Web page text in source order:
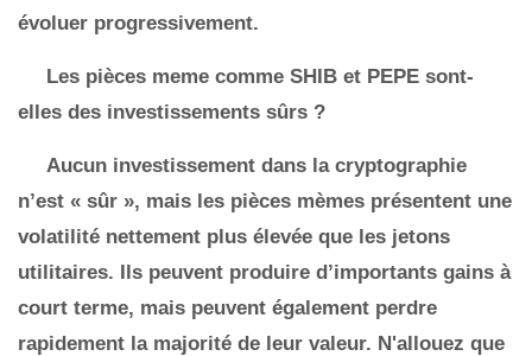
évoluer progressivement.
Les pièces meme comme SHIB et PEPE sont-
elles des investissements sûrs ?
Aucun investissement dans la cryptographie
n’est « sûr », mais les pièces mèmes présentent une
volatilité nettement plus élevée que les jetons
utilitaires. Ils peuvent produire d’importants gains à
court terme, mais peuvent également perdre
rapidement la majorité de leur valeur. N'allouez que